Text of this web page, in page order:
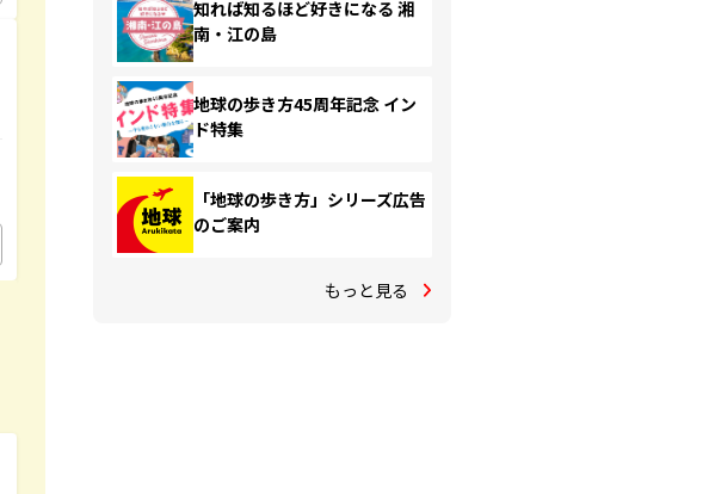
知れば知るほど好きになる 湘
南・江の島
地球の歩き方45周年記念 イン
ド特集
「地球の歩き方」シリーズ広告
のご案内
もっと見る